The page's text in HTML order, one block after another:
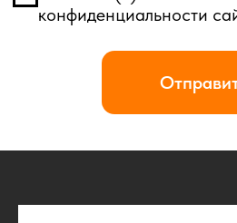
+7 (995) 506-65-05
Фотогалерея
О компании